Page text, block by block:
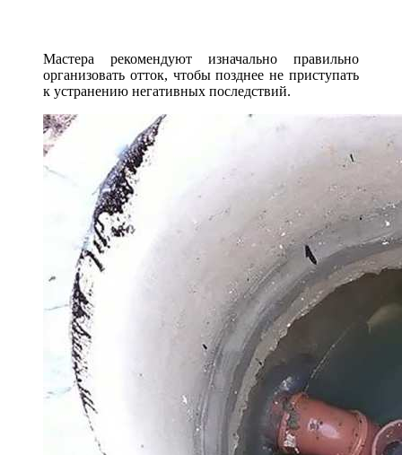
Мастера рекомендуют изначально правильно
организовать отток, чтобы позднее не приступать
к устранению негативных последствий.